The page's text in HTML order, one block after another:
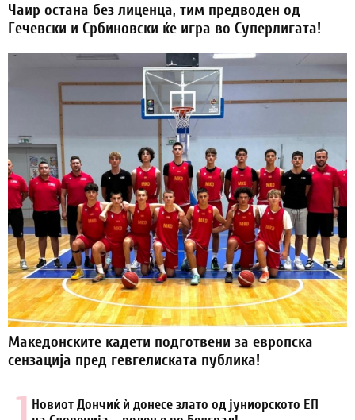
Чаир остана без лиценца, тим предводен од
Гечевски и Србиновски ќе игра во Суперлигата!
Македонските кадети подготвени за европска
сензација пред гевгелиската публика!
Новиот Дончиќ ѝ донесе злато од јуниорското ЕП